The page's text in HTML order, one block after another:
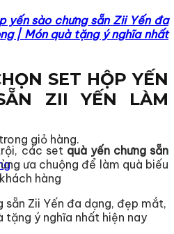
giỏ hàng.
yến sào chưng sẵn Zii Yến đa
| Món quà tặng ý nghĩa nhất
SET HỘP YẾN
ZII YẾN LÀM
các set quà yến chưng sẵn
ưa chuộng để làm quà biếu
hàng